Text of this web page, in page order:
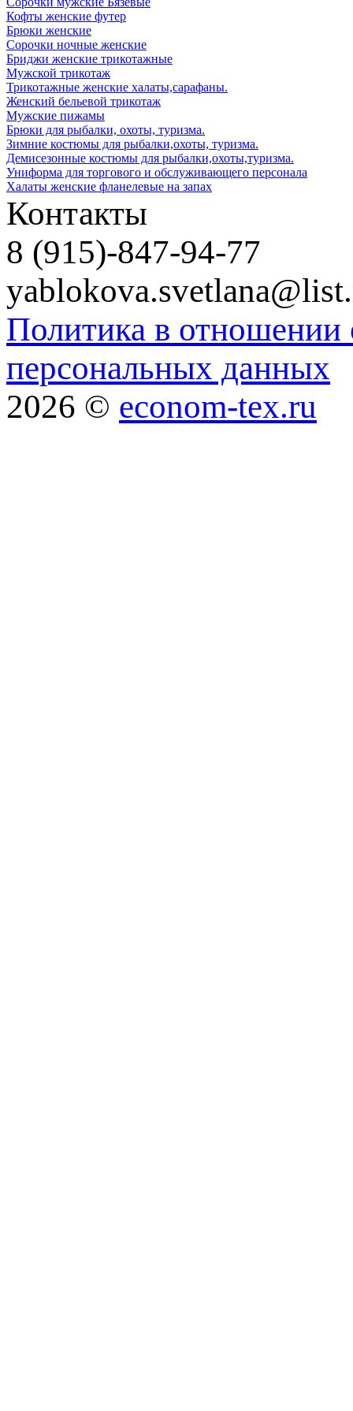
Кофты женские футер
Брюки женские
Сорочки ночные женские
Бриджи женские трикотажные
Мужской трикотаж
Трикотажные женские халаты,сарафаны.
Женский бельевой трикотаж
Мужские пижамы
Брюки для рыбалки, охоты, туризма.
Зимние костюмы для рыбалки,охоты, туризма.
Демисезонные костюмы для рыбалки,охоты,туризма.
Униформа для торгового и обслуживающего персонала
Халаты женские фланелевые на запах
Контакты
8 (915)-847-94-77
Политика в отношении
персональных данных
2026 © econom-tex.ru